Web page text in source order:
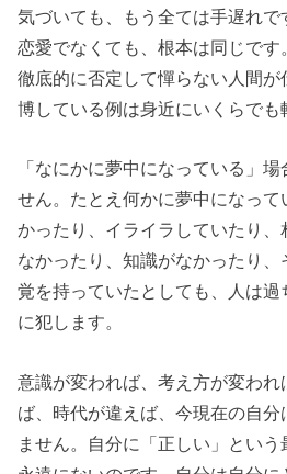
気づいても、もう全ては手遅れで
恋愛でなくても、根本は同じで
徹底的に否定して憚らない人間
博している例は身近にいくらでも
「なにかに夢中になっている」
せん。たとえ何かに夢中になって
かったり、イライラしていたり
なかったり、知識がなかったり、
覚を持っていたとしても、人は
に犯します。
意識が変われば、考え方が変わ
ば、時代が違えば、今現在の自
ません。 自分に「正しい」とい